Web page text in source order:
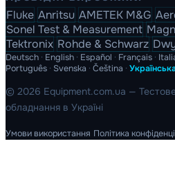
Fluke Anritsu AMETEK M&G
Sonel Test & Measurement
Tektronix Rohde & Schwarz
Deutsch · English · Español · Français ·
Português · Svenska · Čeština ·
© 2026 Equipment.com.ua —
обладнання в Україні
Умови використання Політика